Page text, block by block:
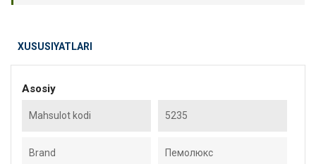
XUSUSIYATLARI
Asosiy
Mahsulot kodi 5235
Brand Пемолюкс